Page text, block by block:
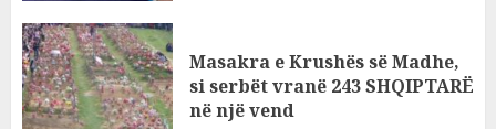
Masakra e Krushës së Madhe,
si serbët vranë 243 SHQIPTARË
në një vend